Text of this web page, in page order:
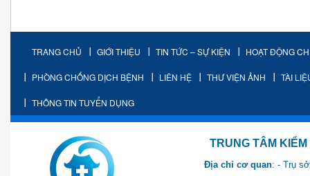
TRANG CHỦ GIỚI THIỆU TIN TỨC – SỰ KIỆN HOẠT ĐỘNG
PHÒNG CHỐNG DỊCH BỆNH LIÊN HỆ THƯ VIỆN ẢNH TÀI
THÔNG TIN TUYỂN DỤNG
TRUNG TÂM KIỂM SOÁT
Địa chỉ cơ quan: - Trụ